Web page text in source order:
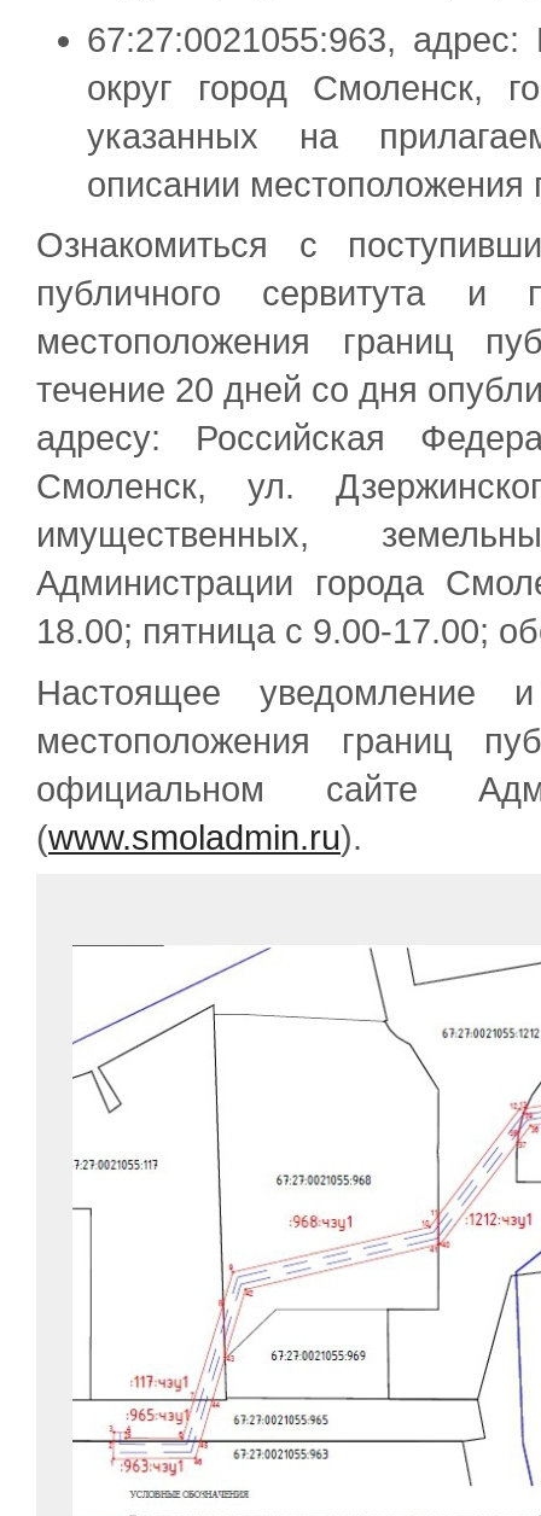
67:27:0021055:963,
округ город Смоленск,
указанных на
описании местоположения
Ознакомиться с
публичного сервитута
местоположения границ
течение 20 дней со дня
адресу: Российская
Смоленск, ул.
имущественных,
Администрации города
18.00; пятница с 9.00-17.00;
Настоящее уведомление
местоположения границ
официальном сайте
(www.smoladmin.ru).